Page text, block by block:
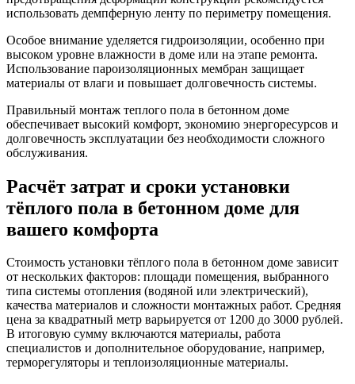
использовать демпферную ленту по периметру помещения.
Особое внимание уделяется гидроизоляции, особенно при
высоком уровне влажности в доме или на этапе ремонта.
Использование пароизоляционных мембран защищает
материалы от влаги и повышает долговечность системы.
Правильный монтаж теплого пола в бетонном доме
обеспечивает высокий комфорт, экономию энергоресурсов и
долговечность эксплуатации без необходимости сложного
обслуживания.
Расчёт затрат и сроки установки
тёплого пола в бетонном доме для
вашего комфорта
Стоимость установки тёплого пола в бетонном доме зависит
от нескольких факторов: площади помещения, выбранного
типа системы отопления (водяной или электрический),
качества материалов и сложности монтажных работ. Средняя
цена за квадратный метр варьируется от 1200 до 3000 рублей.
В итоговую сумму включаются материалы, работа
специалистов и дополнительное оборудование, например,
терморегуляторы и теплоизоляционные материалы.